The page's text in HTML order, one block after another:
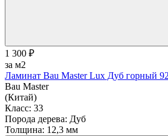
1 300 ₽
за м2
Ламинат Bau Master Lux Дуб горный
Bau Master
(Китай)
Класс: 33
Порода дерева: Дуб
Толщина: 12,3 мм